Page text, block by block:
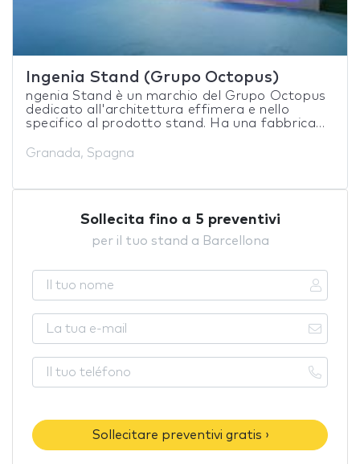
Ingenia Stand (Grupo Octopus)
ngenia Stand è un marchio del Grupo Octopus
dedicato all'architettura effimera e nello
specifico al prodotto stand. Ha una fabbrica...
Granada, Spagna
Sollecita fino a 5 preventivi
per il tuo stand a Barcellona
Sollecitare preventivi gratis ›